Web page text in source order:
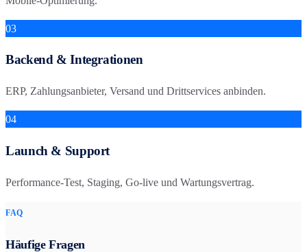
03
Backend & Integrationen
ERP, Zahlungsanbieter, Versand und Drittservices anbinden.
04
Launch & Support
Performance-Test, Staging, Go-live und Wartungsvertrag.
FAQ
Häufige Fragen